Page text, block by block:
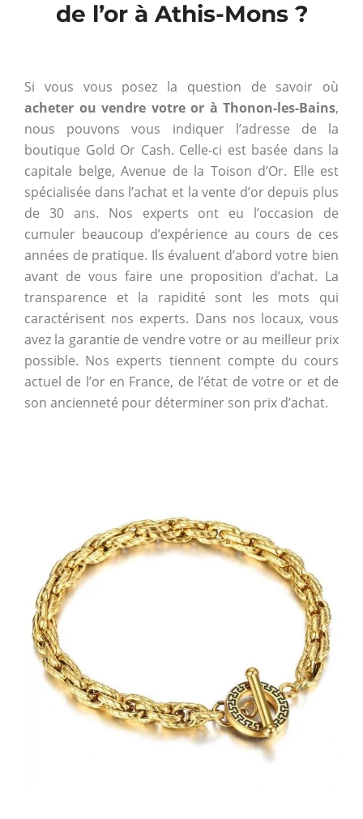
de l’or à Athis-Mons ?
Si vous vous posez la question de savoir où
acheter ou vendre votre or à Thonon-les-Bains,
nous pouvons vous indiquer l’adresse de la
boutique Gold Or Cash. Celle-ci est basée dans la
capitale belge, Avenue de la Toison d’Or. Elle est
spécialisée dans l’achat et la vente d’or depuis plus
de 30 ans. Nos experts ont eu l’occasion de
cumuler beaucoup d’expérience au cours de ces
années de pratique. Ils évaluent d’abord votre bien
avant de vous faire une proposition d’achat. La
transparence et la rapidité sont les mots qui
caractérisent nos experts. Dans nos locaux, vous
avez la garantie de vendre votre or au meilleur prix
possible. Nos experts tiennent compte du cours
actuel de l’or en France, de l’état de votre or et de
son ancienneté pour déterminer son prix d’achat.